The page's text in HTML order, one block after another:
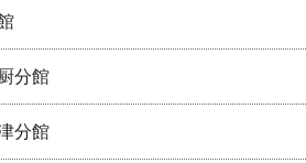
分館
分館